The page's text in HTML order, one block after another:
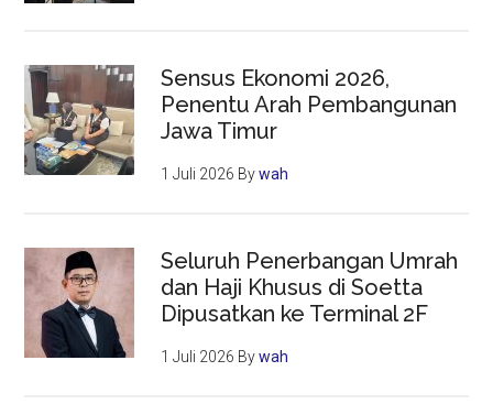
Sensus Ekonomi 2026,
Penentu Arah Pembangunan
Jawa Timur
1 Juli 2026 Bywah
Seluruh Penerbangan Umrah
dan Haji Khusus di Soetta
Dipusatkan ke Terminal 2F
1 Juli 2026 Bywah